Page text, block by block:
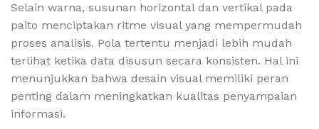
Selain warna, susunan horizontal dan vertikal pada
paito menciptakan ritme visual yang mempermudah
proses analisis. Pola tertentu menjadi lebih mudah
terlihat ketika data disusun secara konsisten. Hal ini
menunjukkan bahwa desain visual memiliki peran
penting dalam meningkatkan kualitas penyampaian
informasi.